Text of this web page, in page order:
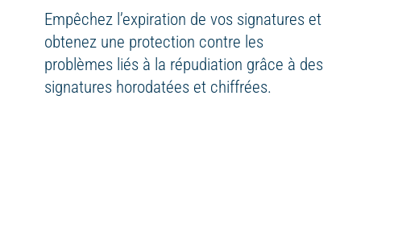
Empêchez l’expiration de vos signatures et
obtenez une protection contre les
problèmes liés à la répudiation grâce à des
signatures horodatées et chiffrées.